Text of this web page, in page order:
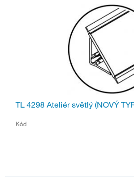
TL 4298 Ateliér světlý (NOVÝ
Kód